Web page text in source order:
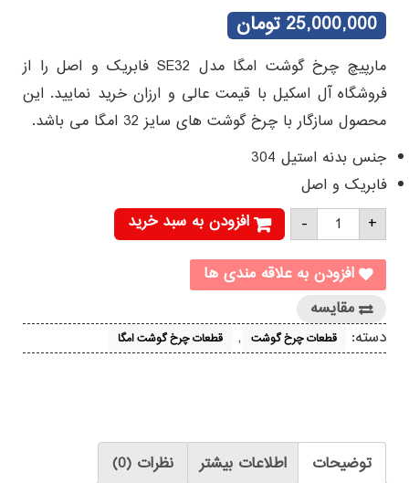
25,000,000 تومان
مارپیچ چرخ گوشت امگا مدل SE32 فابریک و اصل را از
فروشگاه آل اسکیل با قیمت عالی و ارزان خرید نمایید. این
محصول سازگار با چرخ گوشت های سایز 32 امگا می باشد.
جنس بدنه استیل 304
فابریک و اصل
- مارپیچ
چرخ
گوشت
امگا
مدل
SE32
عدد
+
افزودن به سبد خرید
افزودن به علاقه مندی ها
مقایسه
دسته:
قطعات چرخ گوشت , قطعات چرخ گوشت امگا
توضیحات اطلاعات بیشتر نظرات (0)